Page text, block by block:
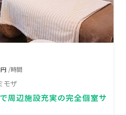
円 /時間
モザ
周辺施設充実の完全個室サ